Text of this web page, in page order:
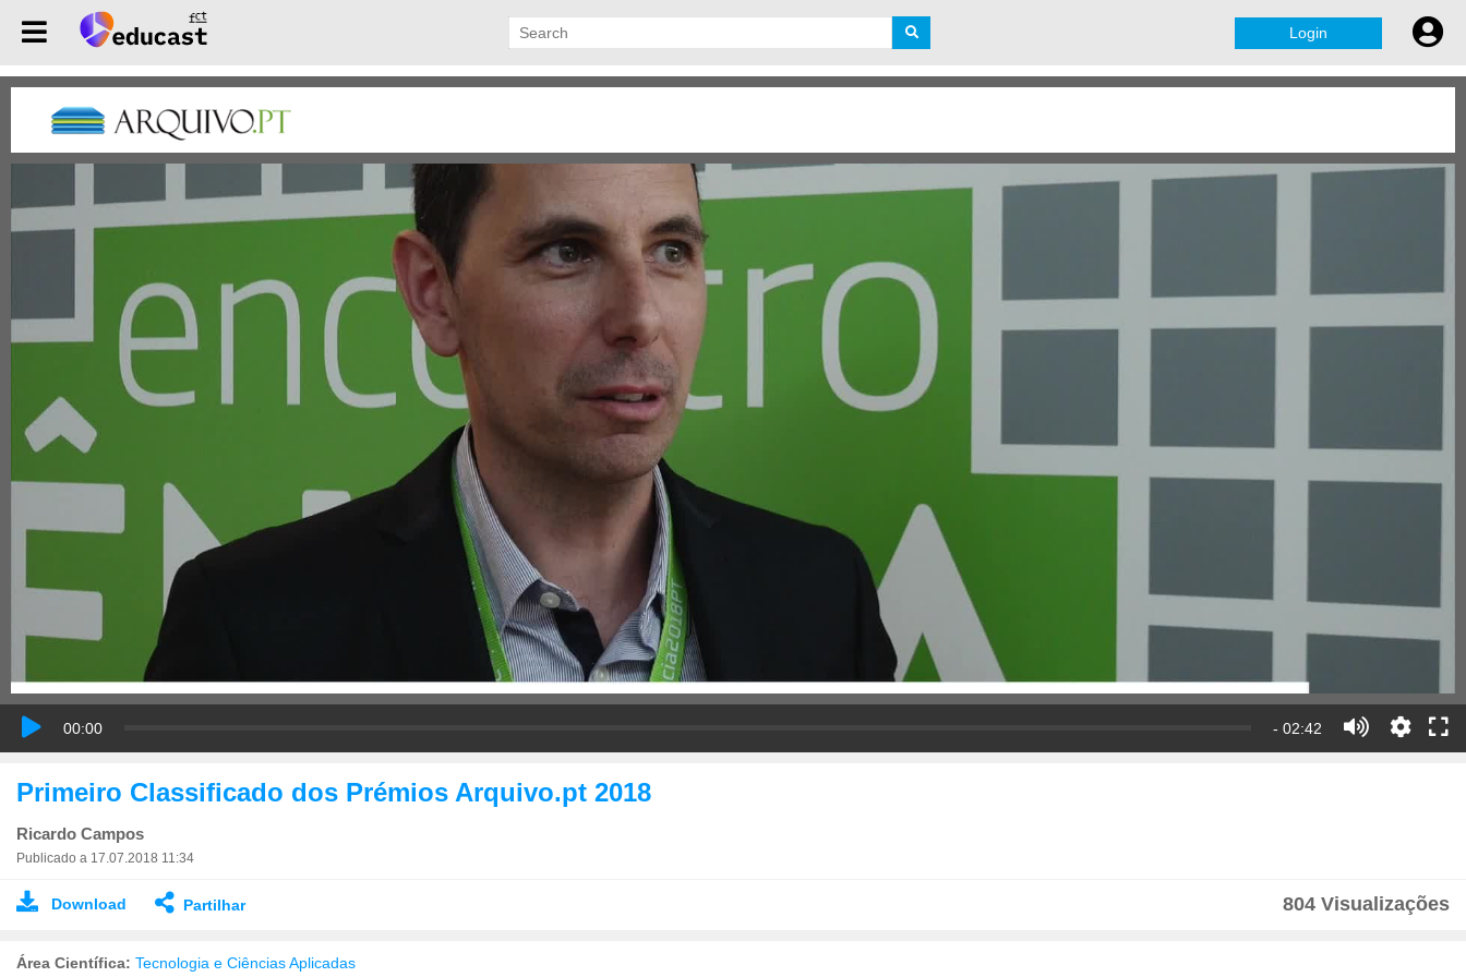
Login
00:00 - 02:42
Primeiro Classificado dos Prémios Arquivo.pt 2018
Ricardo Campos
Publicado a 17.07.2018 11:34
Download Partilhar 804 Visualizações
Área Científica: Tecnologia e Ciências Aplicadas